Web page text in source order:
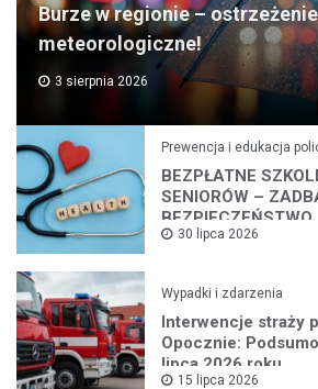
Burze w regionie – ostrzeżenie
meteorologiczne!
3 sierpnia 2026
Prewencja i edukacja
BEZPŁATNE
SENIORÓW –
BEZPIECZEŃSTWO
30 lipca 2026
Wypadki i zdarzenia
Interwencje straży
Opocznie:
lipca 2026 roku
15 lipca 2026